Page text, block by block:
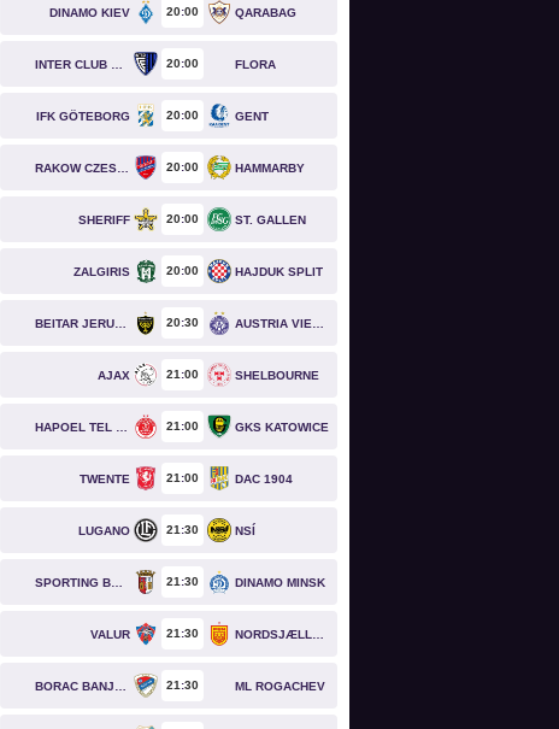
DINAMO KIEV 20 00 QARABAG
20 00 FLORA
IFK GÖTEBORG 20 00 GENT
20 00 HAMMARBY
SHERIFF 20 00 ST. GALLEN
ZALGIRIS 20 00 HAJDUK SPLIT
20 30
AJAX 21 00 SHELBOURNE
21 00 GKS KATOWICE
TWENTE 21 00 DAC 1904
LUGANO 21 30 NSÍ
21 30 DINAMO MINSK
VALUR 21 30
21 30 ML ROGACHEV